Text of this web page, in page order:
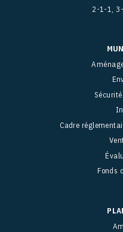
2-1-1,
Cadre
Fonds